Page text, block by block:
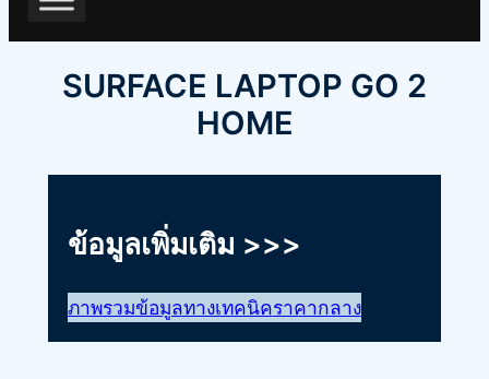
SURFACE LAPTOP GO 2
HOME
ข้อมูลเพิ่มเติม >>>
ภาพรวมข้อมูลทางเทคนิคราคากลาง